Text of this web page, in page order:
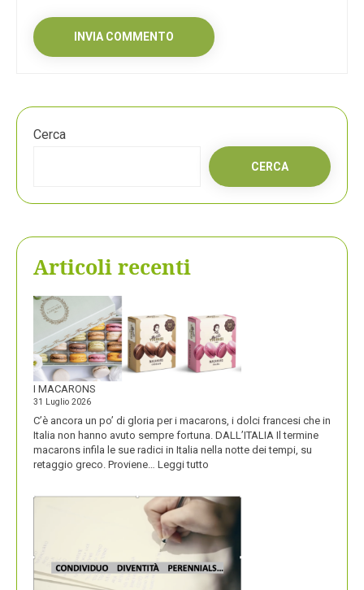
Cerca
CERCA
Articoli recenti
I MACARONS
31 Luglio 2026
C’è ancora un po’ di gloria per i macarons, i dolci francesi che in
Italia non hanno avuto sempre fortuna. DALL’ITALIA Il termine
macarons infila le sue radici in Italia nella notte dei tempi, su
retaggio greco. Proviene… Leggi tutto